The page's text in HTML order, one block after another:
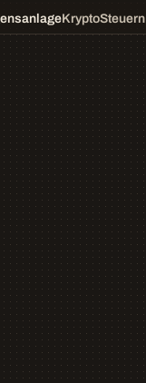
KryptoSteuern